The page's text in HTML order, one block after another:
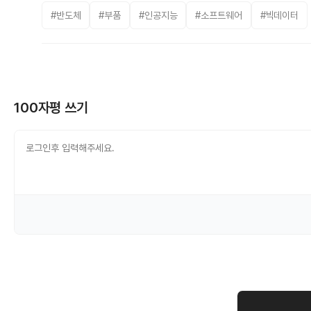
#반도체 #부품 #인공지능 #소프트웨어 #빅데이터
100자평 쓰기